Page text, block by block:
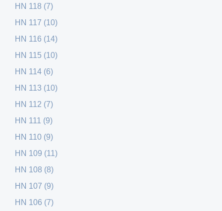
HN 118 (7)
HN 117 (10)
HN 116 (14)
HN 115 (10)
HN 114 (6)
HN 113 (10)
HN 112 (7)
HN 111 (9)
HN 110 (9)
HN 109 (11)
HN 108 (8)
HN 107 (9)
HN 106 (7)